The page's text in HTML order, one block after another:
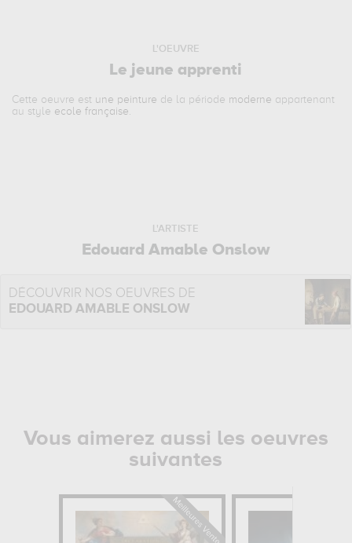
L'OEUVRE
Le jeune apprenti
Cette oeuvre est une peinture de la période moderne appartenant
au style ecole française.
L'ARTISTE
Edouard Amable Onslow
DÉCOUVRIR NOS OEUVRES DE
EDOUARD AMABLE ONSLOW
Vous aimerez aussi les oeuvres
suivantes